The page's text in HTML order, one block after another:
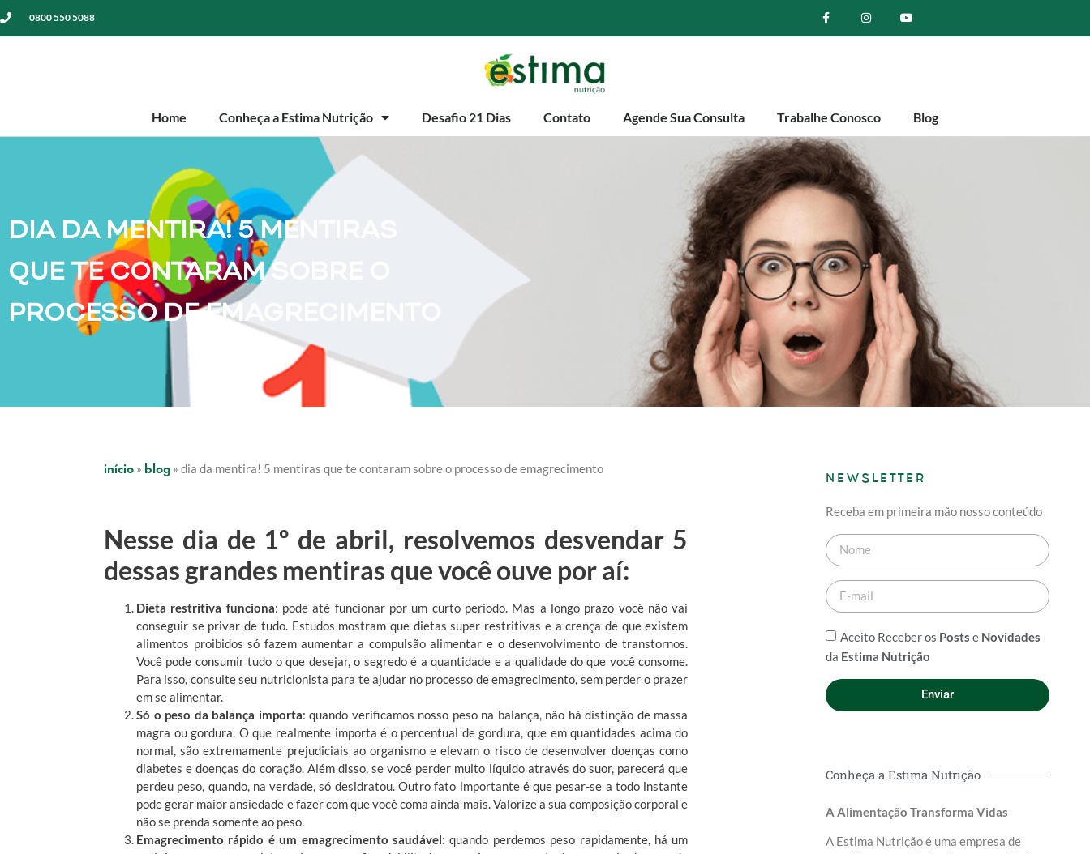
0800 550 5088
Home Conheça a Estima Nutrição Desafio 21 Dias Contato Agende Sua Consulta Trabalhe Conosco Blog
DIA DA MENTIRA! 5 MENTIRAS
QUE TE CONTARAM SOBRE O
PROCESSO DE EMAGRECIMENTO
início » blog » dia da mentira! 5 mentiras que te contaram sobre o processo de emagrecimento
Nesse dia de 1º de abril, resolvemos desvendar 5
dessas grandes mentiras que você ouve por aí:
Dieta restritiva funciona: pode até funcionar por um curto período. Mas a longo prazo você não vai
conseguir se privar de tudo. Estudos mostram que dietas super restritivas e a crença de que existem
alimentos proibidos só fazem aumentar a compulsão alimentar e o desenvolvimento de transtornos.
Você pode consumir tudo o que desejar, o segredo é a quantidade e a qualidade do que você consome.
Para isso, consulte seu nutricionista para te ajudar no processo de emagrecimento, sem perder o prazer
em se alimentar.
Só o peso da balança importa: quando verificamos nosso peso na balança, não há distinção de massa
magra ou gordura. O que realmente importa é o percentual de gordura, que em quantidades acima do
normal, são extremamente prejudiciais ao organismo e elevam o risco de desenvolver doenças como
diabetes e doenças do coração. Além disso, se você perder muito líquido através do suor, parecerá que
perdeu peso, quando, na verdade, só desidratou. Outro fato importante é que pesar-se a todo instante
pode gerar maior ansiedade e fazer com que você coma ainda mais. Valorize a sua composição corporal e
não se prenda somente ao peso.
Emagrecimento rápido é um emagrecimento saudável: quando perdemos peso rapidamente, há um
NEWSLETTER
Receba em primeira mão nosso conteúdo
Aceito Receber os Posts e Novidades
da Estima Nutrição
Enviar
Conheça a Estima Nutrição
A Alimentação Transforma Vidas
A Estima Nutrição é uma empresa de